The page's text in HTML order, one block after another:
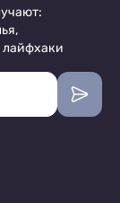
лайфхаки